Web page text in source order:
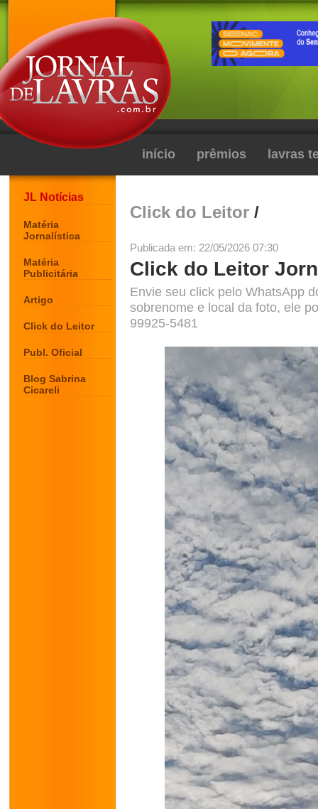
início prêmios lavras
JL Notícias
Matéria
Jornalística
Matéria
Publicitária
Artigo
Click do Leitor
Publ. Oficial
Blog Sabrina
Cicareli
Click do Leitor /
Publicada em: 22/05/2026 07:30
Click do Leitor
Envie seu click pelo WhatsApp
sobrenome e local da foto, ele
99925-5481